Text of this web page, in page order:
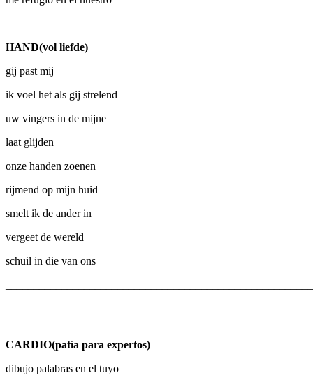
HAND(vol liefde)
gij past mij
ik voel het als gij strelend
uw vingers in de mijne
laat glijden
onze handen zoenen
rijmend op mijn huid
smelt ik de ander in
vergeet de wereld
schuil in die van ons
CARDIO(patía para expertos)
dibujo palabras en el tuyo